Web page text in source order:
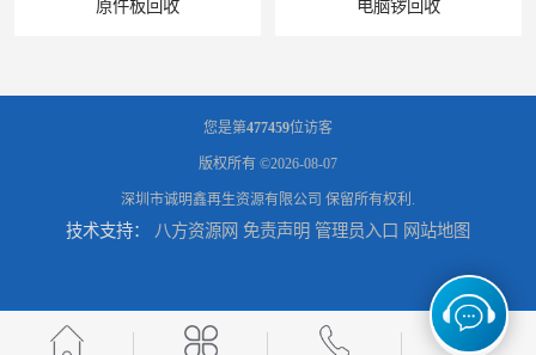
回收机器设备 配件设备回收
您是第477459位访客
版权所有 ©2026-08-07
深圳市诚明鑫再生资源有限公司 保留所有权利.
技术支持： 八方资源网 免责声明 管理员入口 网站地图